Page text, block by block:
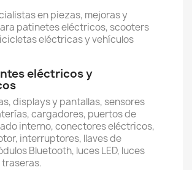
en piezas, mejoras y
patinetes eléctricos, scooters
eléctricas y vehículos
eléctricos y
displays y pantallas, sensores
cargadores, puertos de
interno, conectores eléctricos,
interruptores, llaves de
Bluetooth, luces LED, luces